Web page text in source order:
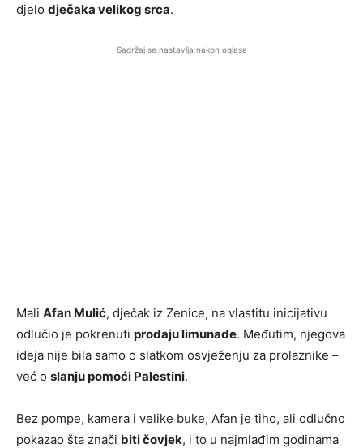
djelo dječaka velikog srca.
Sadržaj se nastavlja nakon oglasa
Mali Afan Mulić, dječak iz Zenice, na vlastitu inicijativu
odlučio je pokrenuti prodaju limunade. Međutim, njegova
ideja nije bila samo o slatkom osvježenju za prolaznike –
već o slanju pomoći Palestini.
Bez pompe, kamera i velike buke, Afan je tiho, ali odlučno
pokazao šta znači biti čovjek, i to u najmlađim godinama